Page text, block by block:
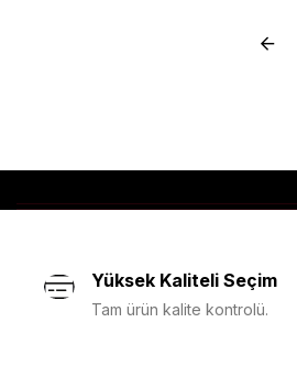
Yüksek Kaliteli Seçim
Tam ürün kalite kontrolü.